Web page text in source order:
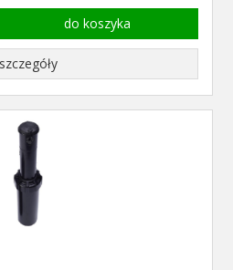
do koszyka
szczegóły